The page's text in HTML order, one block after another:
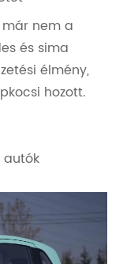
nem a
és sima
élmény,
hozott.
autók